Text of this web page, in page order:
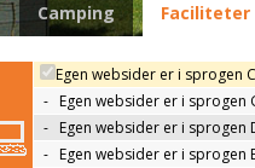
Camping Faciliteter
Egen websider er i sprogen
- Egen websider er i sprogen
- Egen websider er i sprogen
- Egen websider er i sprogen